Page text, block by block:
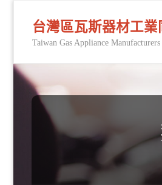
台灣區瓦斯器材工業
Taiwan Gas Appliance Manufacturers